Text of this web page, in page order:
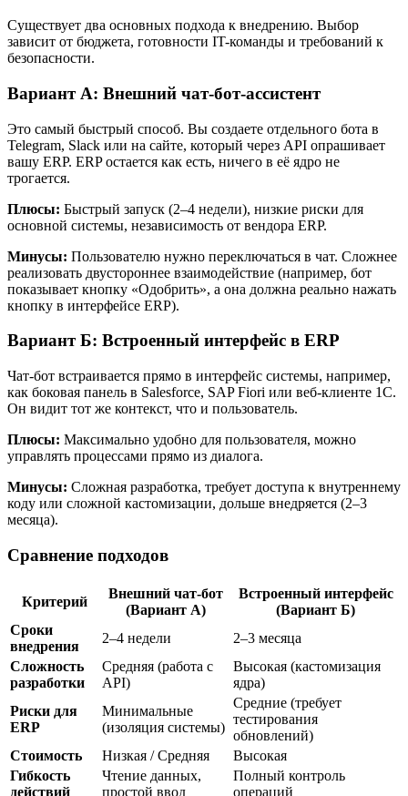
Существует два основных подхода к внедрению. Выбор
зависит от бюджета, готовности IT-команды и требований к
безопасности.
Вариант А: Внешний чат-бот-ассистент
Это самый быстрый способ. Вы создаете отдельного бота в
Telegram, Slack или на сайте, который через API опрашивает
вашу ERP. ERP остается как есть, ничего в её ядро не
трогается.
Плюсы: Быстрый запуск (2–4 недели), низкие риски для
основной системы, независимость от вендора ERP.
Минусы: Пользователю нужно переключаться в чат. Сложнее
реализовать двустороннее взаимодействие (например, бот
показывает кнопку «Одобрить», а она должна реально нажать
кнопку в интерфейсе ERP).
Вариант Б: Встроенный интерфейс в ERP
Чат-бот встраивается прямо в интерфейс системы, например,
как боковая панель в Salesforce, SAP Fiori или веб-клиенте 1С.
Он видит тот же контекст, что и пользователь.
Плюсы: Максимально удобно для пользователя, можно
управлять процессами прямо из диалога.
Минусы: Сложная разработка, требует доступа к внутреннему
коду или сложной кастомизации, дольше внедряется (2–3
месяца).
Сравнение подходов
Критерий
Внешний чат-бот
(Вариант А)
Встроенный интерфейс
(Вариант Б)
Сроки
внедрения
2–4 недели
2–3 месяца
Сложность
разработки
Средняя (работа с
API)
Высокая (кастомизация
ядра)
Риски для
ERP
Минимальные
(изоляция системы)
Средние (требует
тестирования
обновлений)
Стоимость
Низкая / Средняя
Высокая
Гибкость
действий
Чтение данных,
простой ввод
Полный контроль
операций